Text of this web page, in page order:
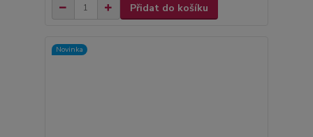
Přidat do košíku
Novinka